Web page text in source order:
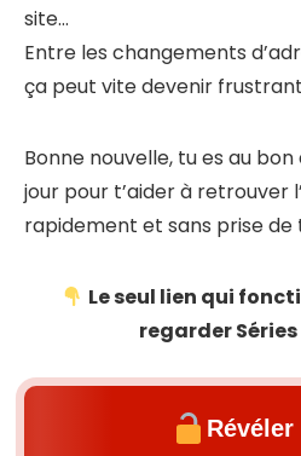
site…
Entre les changements
ça peut vite devenir
Bonne nouvelle, tu es au
jour pour t’aider à retrouver
rapidement et sans prise de
Le seul lien qui
regarder Séries